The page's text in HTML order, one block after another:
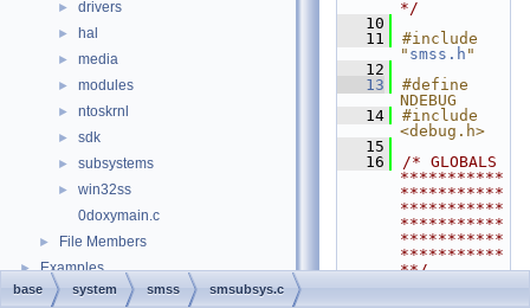
► drivers
► hal
► media
► modules
► ntoskrnl
► sdk
► subsystems
►
win32ss
0doxymain.c
► File Members
► Examples
*/
   10
   11
#include
" smss.h "
   12
   13
#define
NDEBUG
   14
#include
<debug.h>
   15
   16
/* GLOBALS
***********
***********
***********
***********
***********
***********
**/
base system smss smsubsys.c